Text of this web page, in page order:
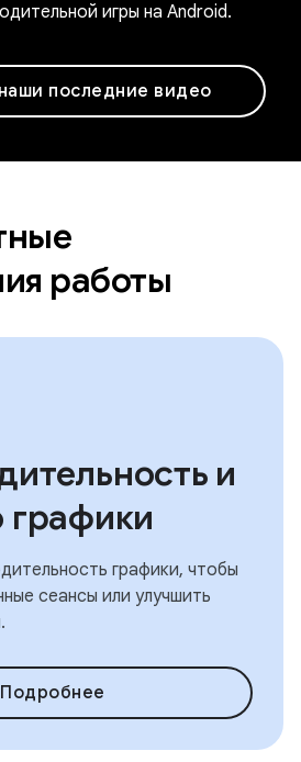
игры на Android.
последние видео
работы
и
графики
графики, чтобы
сеансы или улучшить
Подробнее